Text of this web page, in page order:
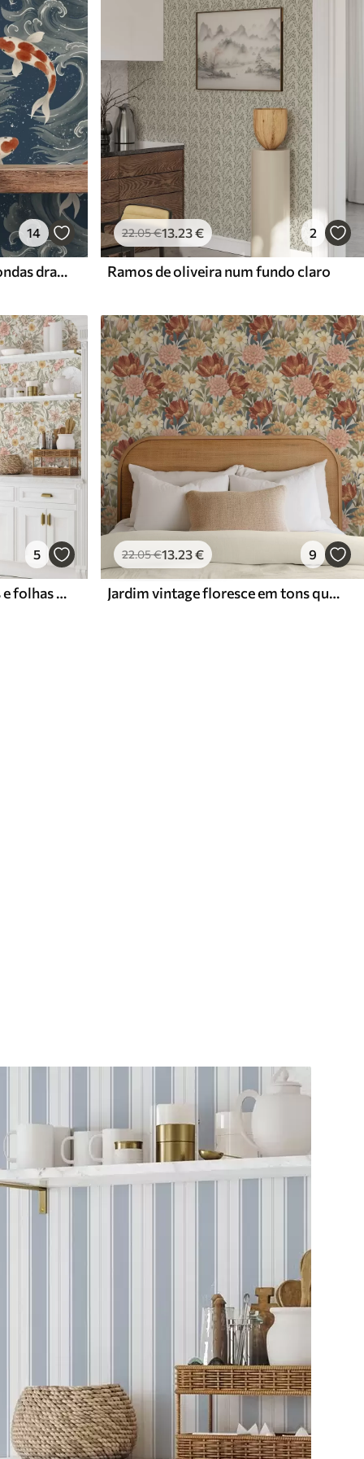
14
Peixes koi nadando entre ondas dramáticas do oceano
22.05€13.23€ 2
Ramos de oliveira num fundo claro
5
Margaridas, peónias, lírios e folhas em cores delicadas
22.05€13.23€ 9
Jardim vintage floresce em tons quentes de terracota e pêssego